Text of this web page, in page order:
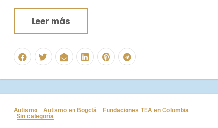
Leer más
Autismo Autismo en Bogotá
Fundaciones TEA en Colombia
Sin categoría